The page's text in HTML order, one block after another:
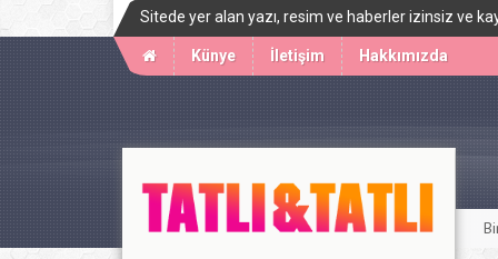
Sitede yer alan yazı, resim ve haberler izinsiz ve
Künye İletişim Hakkımızda